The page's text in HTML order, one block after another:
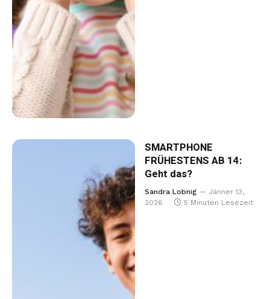
SMARTPHONE
FRÜHESTENS AB 14:
Geht das?
Sandra Lobnig
Jänner 13,
2026
5 Minuten Lesezeit